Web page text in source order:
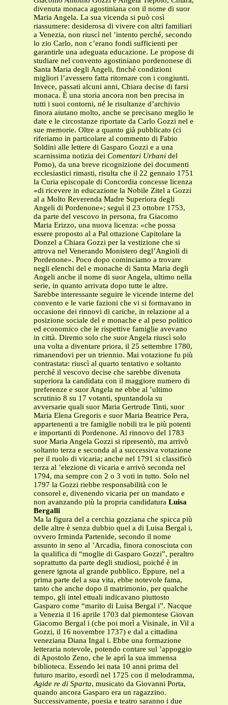
divenuta monaca agostiniana con il nome di suor
Maria Angela. La sua vicenda si può così
riassumere: desiderosa di vivere con altri familiari
a Venezia, non riuscì nel ’intento perché, secondo
lo zio Carlo, non c’erano fondi sufficienti per
garantirle una adeguata educazione. Le propose di
studiare nel convento agostiniano pordenonese di
Santa Maria degli Angeli, finché condizioni
migliori l’avessero fatta ritornare con i congiunti.
Invece, passati alcuni anni, Chiara decise di farsi
monaca. È una storia ancora non ben precisa in
tutti i suoi contorni, né le risultanze d’archivio
finora aiutano molto, anche se precisano meglio le
date e le circostanze riportate da Carlo Gozzi nel e
sue memorie. Oltre a quanto già pubblicato (ci
riferiamo in particolare al commento di Fabio
Soldini alle lettere di Gasparo Gozzi e a una
scarnissima notizia dei Comentari Urbani del
Pomo), da una breve ricognizione dei documenti
ecclesiastici rimasti, risulta che il 22 gennaio 1751
la Curia episcopale di Concordia concesse licenza
«di ricevere in educazione la Nobile Zitel a Gozzi
al a Molto Reverenda Madre Superiora degli
Angeli di Pordenone»; seguì il 23 ottobre 1753,
da parte del vescovo in persona, fra Giacomo
Maria Erizzo, una nuova licenza: «che possa
essere proposto al a Pal ottazione Capitolare la
Donzel a Chiara Gozzi per la vestizione che si
attrova nel Venerando Monistero degl’Angioli di
Pordenone». Poco dopo cominciamo a trovare
negli elenchi del e monache di Santa Maria degli
Angeli anche il nome di suor Angela, ultimo nella
serie, in quanto arrivata dopo tutte le altre.
Sarebbe interessante seguire le vicende interne del
convento e le varie fazioni che vi si formavano in
occasione dei rinnovi di cariche, in relazione al a
posizione sociale del e monache e al peso politico
ed economico che le rispettive famiglie avevano
in città. Diremo solo che suor Angela riuscì solo
una volta a diventare priora, il 25 settembre 1780,
rimanendovi per un triennio. Mai votazione fu più
contrastata: riuscì al quarto tentativo e soltanto
perché il vescovo decise che sarebbe divenuta
superiora la candidata con il maggiore numero di
preferenze e suor Angela ne ebbe al ’ultimo
scrutinio 8 su 17 votanti, spuntandola su
avversarie quali suor Maria Gertrude Tinti, suor
Maria Elena Gregoris e suor Maria Beatrice Pera,
appartenenti a tre famiglie nobili tra le più potenti
e importanti di Pordenone. Al rinnovo del 1783
suor Maria Angela Gozzi si ripresentò, ma arrivò
soltanto terza e seconda al a successiva votazione
per il ruolo di vicaria; anche nel 1791 si classificò
terza al ’elezione di vicaria e arrivò seconda nel
1794, ma sempre con 2 o 3 voti in tutto. Solo nel
1797 la Gozzi riebbe responsabilità con le
consorel e, divenendo vicaria per un mandato e
non avanzando più la propria candidatura Luisa
Bergalli
Ma la figura del a cerchia gozziana che spicca più
delle altre è senza dubbio quel a di Luisa Bergal i,
ovvero Irminda Partenide, secondo il nome
assunto in seno al ’Arcadia, finora conosciuta con
la qualifica di “moglie di Gasparo Gozzi”, peraltro
soprattutto da parte degli studiosi, poiché è in
genere ignota al grande pubblico. Eppure, nel a
prima parte del a sua vita, ebbe notevole fama,
tanto che anche dopo il matrimonio, per qualche
tempo, gli intel ettuali indicavano piuttosto
Gasparo come “marito di Luisa Bergal i”. Nacque
a Venezia il 16 aprile 1703 dal piemontese Giovan
Giacomo Bergal i (che poi morì a Visinale, in Vil a
Gozzi, il 16 novembre 1737) e dal a cittadina
veneziana Diana Ingal i. Ebbe una formazione
letteraria notevole, potendo contare sul ’appoggio
di Apostolo Zeno, che le aprì la sua immensa
biblioteca. Essendo lei nata 10 anni prima del
futuro marito, esordì nel 1725 con il melodramma,
Agide re di Sparta, musicato da Giovanni Porta,
quando ancora Gasparo era un ragazzino.
Successivamente, poesia e teatro saranno i due